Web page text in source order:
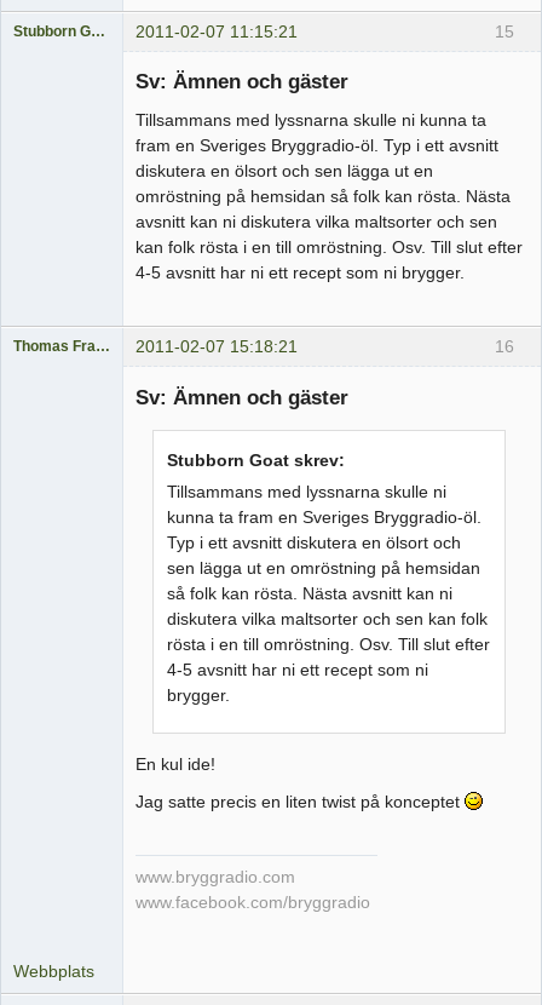
15
Stubborn Goat 2011-02-07 11:15:21
Sv: Ämnen och gäster
Tillsammans med lyssnarna skulle ni kunna ta
fram en Sveriges Bryggradio-öl. Typ i ett avsnitt
diskutera en ölsort och sen lägga ut en
omröstning på hemsidan så folk kan rösta. Nästa
avsnitt kan ni diskutera vilka maltsorter och sen
kan folk rösta i en till omröstning. Osv. Till slut efter
4-5 avsnitt har ni ett recept som ni brygger.
16
Thomas Fransson 2011-02-07 15:18:21
Sv: Ämnen och gäster
Stubborn Goat skrev:
Tillsammans med lyssnarna skulle ni
kunna ta fram en Sveriges Bryggradio-öl.
Typ i ett avsnitt diskutera en ölsort och
sen lägga ut en omröstning på hemsidan
så folk kan rösta. Nästa avsnitt kan ni
diskutera vilka maltsorter och sen kan folk
rösta i en till omröstning. Osv. Till slut efter
4-5 avsnitt har ni ett recept som ni
brygger.
En kul ide!
Jag satte precis en liten twist på konceptet
www.bryggradio.com
www.facebook.com/bryggradio
Webbplats